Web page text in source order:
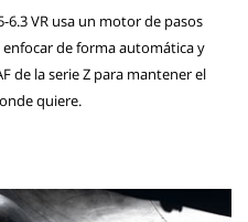
6.3 VR usa un motor de pasos
de forma automática y
de la serie Z para mantener el
quiere.